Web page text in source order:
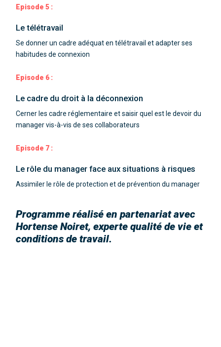
Episode 5 :
Le télétravail
Se donner un cadre adéquat en télétravail et adapter ses
habitudes de connexion
Episode 6 :
Le cadre du droit à la déconnexion
Cerner les cadre réglementaire et saisir quel est le devoir du
manager vis-à-vis de ses collaborateurs
Episode 7 :
Le rôle du manager face aux situations à risques
Assimiler le rôle de protection et de prévention du manager
Programme réalisé en partenariat avec
Hortense Noiret, experte qualité de vie et
conditions de travail.